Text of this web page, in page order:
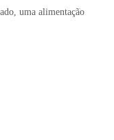
uma alimentação